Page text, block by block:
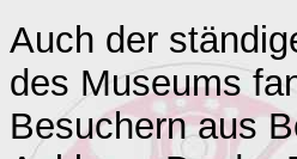
Auch der
des Museums
Besuchern aus